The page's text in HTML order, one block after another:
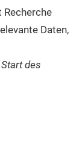
Daten,
des